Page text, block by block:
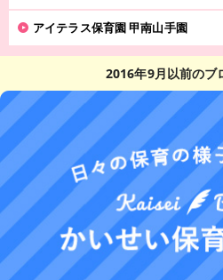
アイテラス保育園 甲南山手園
2016年9月以前のブ